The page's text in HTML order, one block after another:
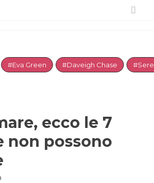
#Eva Green #Daveigh Chase
ecco le 7
non possono